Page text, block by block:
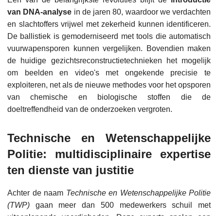
van DNA-analyse in de jaren 80, waardoor we verdachten
en slachtoffers vrijwel met zekerheid kunnen identificeren.
De ballistiek is gemoderniseerd met tools die automatisch
vuurwapensporen kunnen vergelijken. Bovendien maken
de huidige gezichtsreconstructietechnieken het mogelijk
om beelden en video's met ongekende precisie te
exploiteren, net als de nieuwe methodes voor het opsporen
van chemische en biologische stoffen die de
doeltreffendheid van de onderzoeken vergroten.
Technische en Wetenschappelijke
Politie: multidisciplinaire expertise
ten dienste van justitie
Achter de naam Technische en Wetenschappelijke Politie
(TWP) gaan meer dan 500 medewerkers schuil met